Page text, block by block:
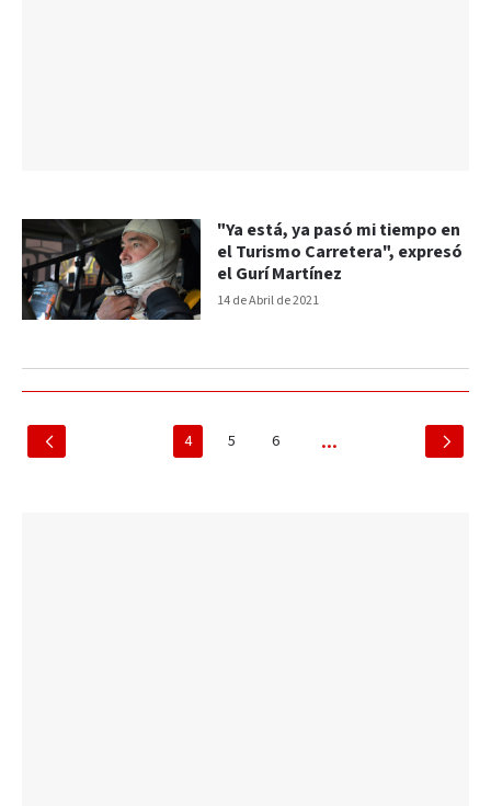
14 de Abril de 2021
"Ya está, ya pasó mi tiempo en
el Turismo Carretera", expresó
el Gurí Martínez
4 5 6